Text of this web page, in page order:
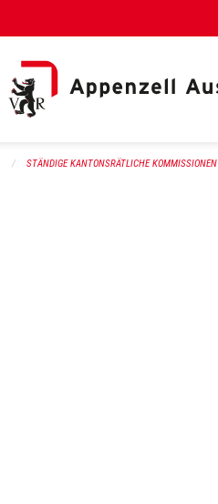
STÄNDIGE KANTONSRÄTLICHE KOMMISSIONEN